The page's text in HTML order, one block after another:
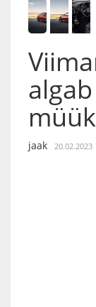
müük
jaak 20.02.2023